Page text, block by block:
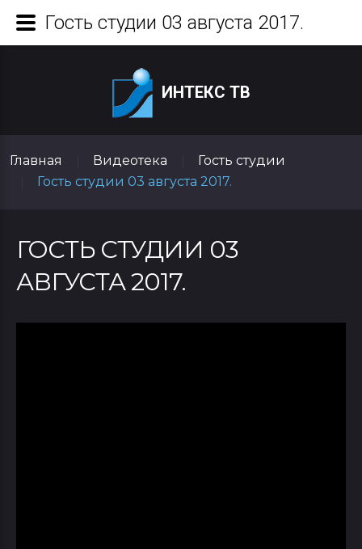
ИНТЕКС ТВ
Главная Видеотека
Гость студии
Гость студии 03 августа 2017.
ГОСТЬ СТУДИИ 03
АВГУСТА 2017.
Гость студии 03 августа 2017.